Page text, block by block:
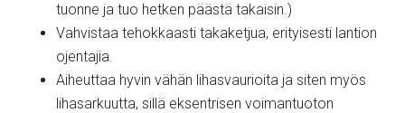
tuonne ja tuo hetken päästä takaisin.)
Vahvistaa tehokkaasti takaketjua, erityisesti lantion
ojentajia.
Aiheuttaa hyvin vähän lihasvaurioita ja siten myös
lihasarkuutta, sillä eksentrisen voimantuoton